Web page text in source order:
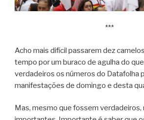
***
Acho mais difícil passarem dez
tempo por um buraco de agulha do
verdadeiros os números do Datafolha
manifestações de domingo e desta
Mas, mesmo que fossem verdadeiros,